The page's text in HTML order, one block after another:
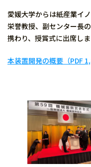
愛媛大学からは紙産業イ
栄誉教授、副センター長
携わり、授賞式に出席しま
本装置開発の概要（PDF